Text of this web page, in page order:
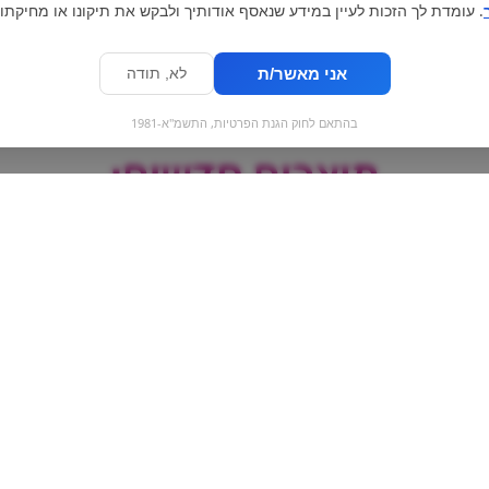
מוצרים חדשים:
. עומדת לך הזכות לעיין במידע שנאסף אודותיך ולבקש את תיקונו או
אני מאשר/ת לא, תודה
בהתאם לחוק הגנת הפרטיות, התשמ"א-1981